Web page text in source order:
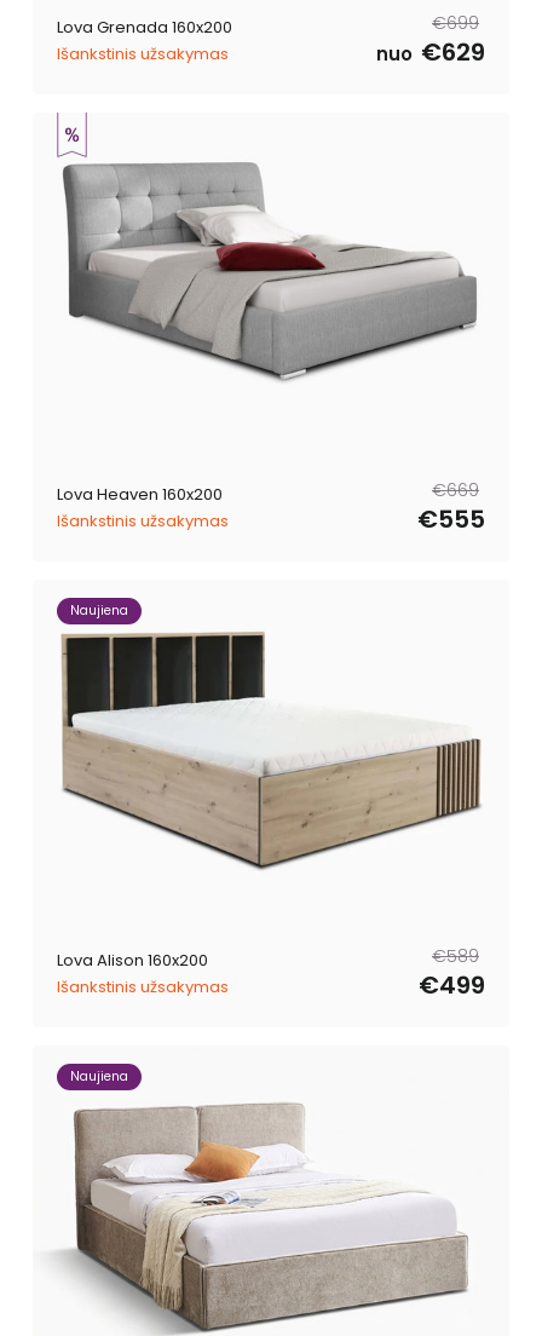
Lova Grenada 160x200
Išankstinis užsakymas
Reguliari
kaina
€699
Išpardavimo
kaina
nuo €629
Lova Heaven 160x200
Išankstinis užsakymas
Reguliari
kaina
€669
Išpardavimo
kaina€555
Naujiena
Lova Alison 160x200
Išankstinis užsakymas
Reguliari
kaina
€589
Išpardavimo
kaina€499
Naujiena